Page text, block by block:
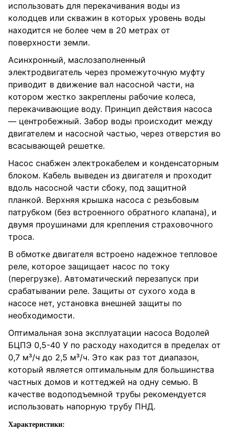
использовать для перекачивания воды из
колодцев или скважин в которых уровень воды
находится не более чем в 20 метрах от
поверхности земли.
Асинхронный, маслозаполненный
электродвигатель через промежуточную муфту
приводит в движение вал насосной части, на
котором жестко закреплены рабочие колеса,
перекачивающие воду. Принцип действия насоса
— центробежный. Забор воды происходит между
двигателем и насосной частью, через отверстия во
всасывающей решетке.
Насос снабжен электрокабелем и конденсаторным
блоком. Кабель выведен из двигателя и проходит
вдоль насосной части сбоку, под защитной
планкой. Верхняя крышка насоса с резьбовым
патрубком (без встроенного обратного клапана), и
двумя проушинами для крепления страховочного
троса.
В обмотке двигателя встроено надежное тепловое
реле, которое защищает насос по току
(перегрузке). Автоматический перезапуск при
срабатывании реле. Защиты от сухого хода в
насосе нет, установка внешней защиты по
необходимости.
Оптимальная зона эксплуатации насоса Водолей
БЦПЭ 0,5-40 У по расходу находится в пределах от
0,7 м³/ч до 2,5 м³/ч. Это как раз тот диапазон,
который является оптимальным для большинства
частных домов и коттеджей на одну семью. В
качестве водоподъемной трубы рекомендуется
использовать напорную трубу ПНД.
Характеристики: